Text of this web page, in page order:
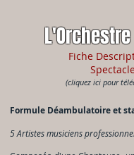
Fiche
(cliquez ici pour
Formule Déambulatoire et
5 Artistes musiciens